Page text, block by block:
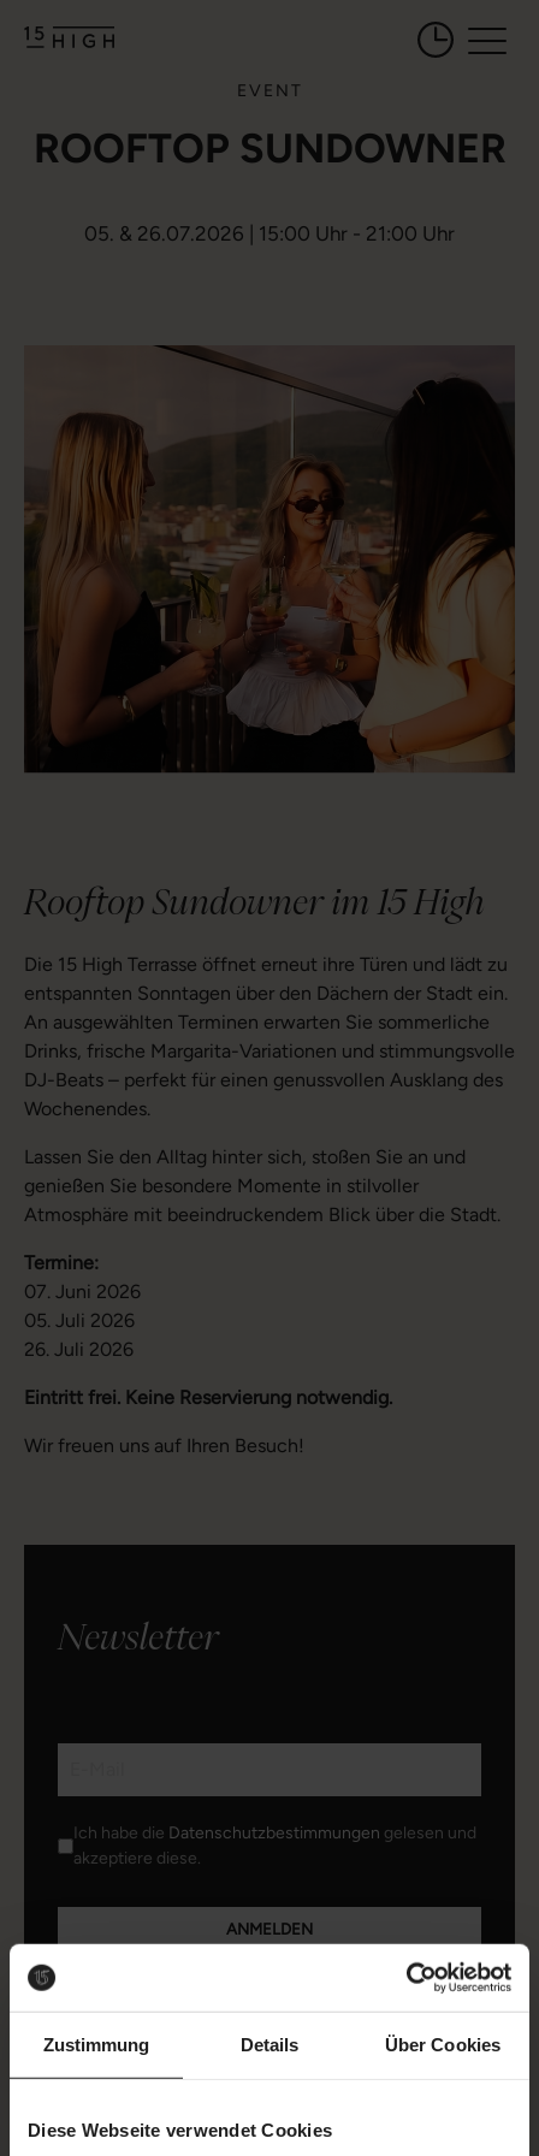
Zustimmung Details Über Cookies
Diese Webseite verwendet Cookies
Öffnungszeiten
EVENT
ROOFTOP SUNDOWNER
05. & 26.07.2026 | 15:00 Uhr - 21:00 Uhr
Rooftop Sundowner im 15 High
Die 15 High Terrasse öffnet erneut ihre Türen und lädt zu
entspannten Sonntagen über den Dächern der Stadt ein.
An ausgewählten Terminen erwarten Sie sommerliche
Drinks, frische Margarita-Variationen und stimmungsvolle
DJ-Beats – perfekt für einen genussvollen Ausklang des
Wochenendes.
Lassen Sie den Alltag hinter sich, stoßen Sie an und
genießen Sie besondere Momente in stilvoller
Atmosphäre mit beeindruckendem Blick über die Stadt.
Termine:
07. Juni 2026
05. Juli 2026
26. Juli 2026
Eintritt frei. Keine Reservierung notwendig.
Wir freuen uns auf Ihren Besuch!
Newsletter
Ich habe die Datenschutzbestimmungen gelesen und
akzeptiere diese.
ANMELDEN